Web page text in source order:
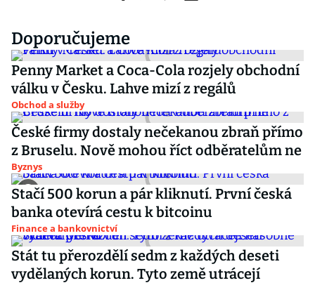
Doporučujeme
Penny Market a Coca-Cola rozjely obchodní
válku v Česku. Lahve mizí z regálů
Obchod a služby
České firmy dostaly nečekanou zbraň přímo
z Bruselu. Nově mohou říct odběratelům ne
Byznys
Stačí 500 korun a pár kliknutí. První česká
banka otevírá cestu k bitcoinu
Finance a bankovnictví
Stát tu přerozdělí sedm z každých deseti
vydělaných korun. Tyto země utrácejí